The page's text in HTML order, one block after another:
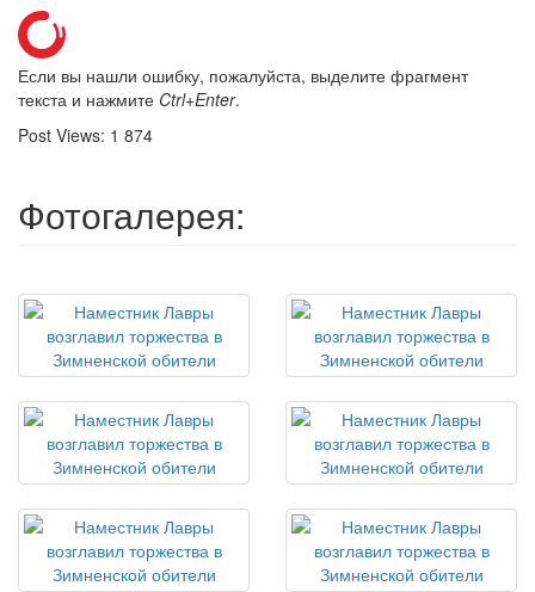
Если вы нашли ошибку, пожалуйста, выделите фрагмент
текста и нажмите Ctrl+Enter.
Post Views: 1 874
Фотогалерея: